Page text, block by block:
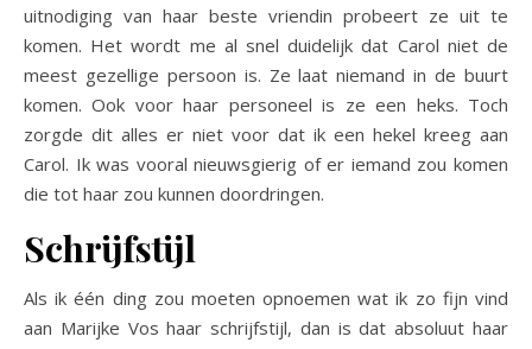
uitnodiging van haar beste vriendin probeert ze uit te
komen. Het wordt me al snel duidelijk dat Carol niet de
meest gezellige persoon is. Ze laat niemand in de buurt
komen. Ook voor haar personeel is ze een heks. Toch
zorgde dit alles er niet voor dat ik een hekel kreeg aan
Carol. Ik was vooral nieuwsgierig of er iemand zou komen
die tot haar zou kunnen doordringen.
Schrijfstijl
Als ik één ding zou moeten opnoemen wat ik zo fijn vind
aan Marijke Vos haar schrijfstijl, dan is dat absoluut haar